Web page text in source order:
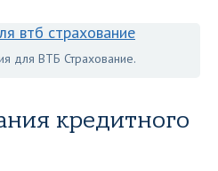
для ВТБ Страхование.
кредитного